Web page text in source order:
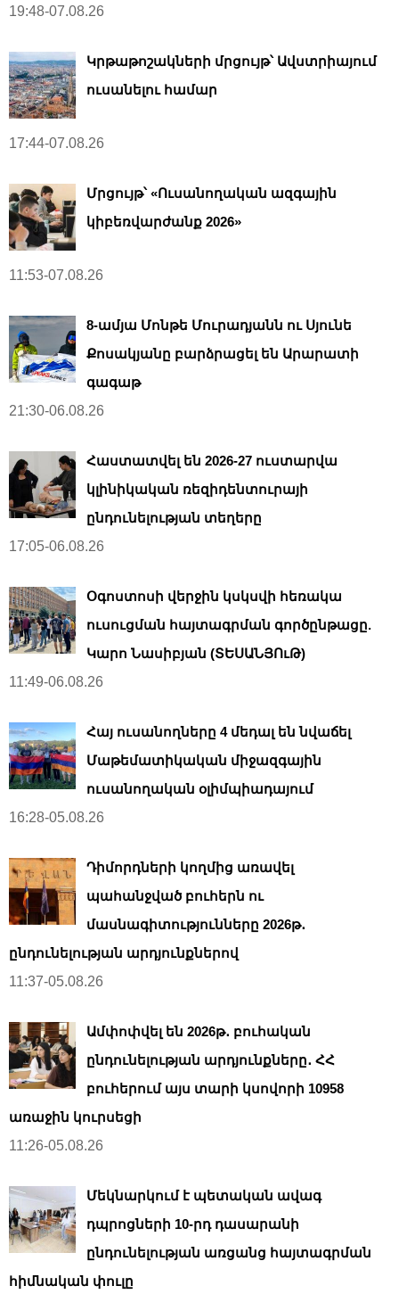
19:48-07.08.26
Կրթաթոշակների մրցույթ՝ Ավստրիայում
ուսանելու համար
17:44-07.08.26
Մրցույթ՝ «Ուսանողական ազգային
կիբեռվարժանք 2026»
11:53-07.08.26
8-ամյա Մոնթե Մուրադյանն ու Սյունե
Քոսակյանը բարձրացել են Արարատի
գագաթ
21:30-06.08.26
Հաստատվել են 2026-27 ուստարվա
կլինիկական ռեզիդենտուրայի
ընդունելության տեղերը
17:05-06.08.26
Օգոստոսի վերջին կսկսվի հեռակա
ուսուցման հայտագրման գործընթացը.
Կարո Նասիբյան (ՏԵՍԱՆՅՈւԹ)
11:49-06.08.26
Հայ ուսանողները 4 մեդալ են նվաճել
Մաթեմատիկական միջազգային
ուսանողական օլիմպիադայում
16:28-05.08.26
Դիմորդների կողմից առավել
պահանջված բուհերն ու
մասնագիտությունները 2026թ․
ընդունելության արդյունքներով
11:37-05.08.26
Ամփոփվել են 2026թ․ բուհական
ընդունելության արդյունքները․ ՀՀ
բուհերում այս տարի կսովորի 10958
առաջին կուրսեցի
11:26-05.08.26
Մեկնարկում է պետական ավագ
դպրոցների 10-րդ դասարանի
ընդունելության առցանց հայտագրման
հիմնական փուլը